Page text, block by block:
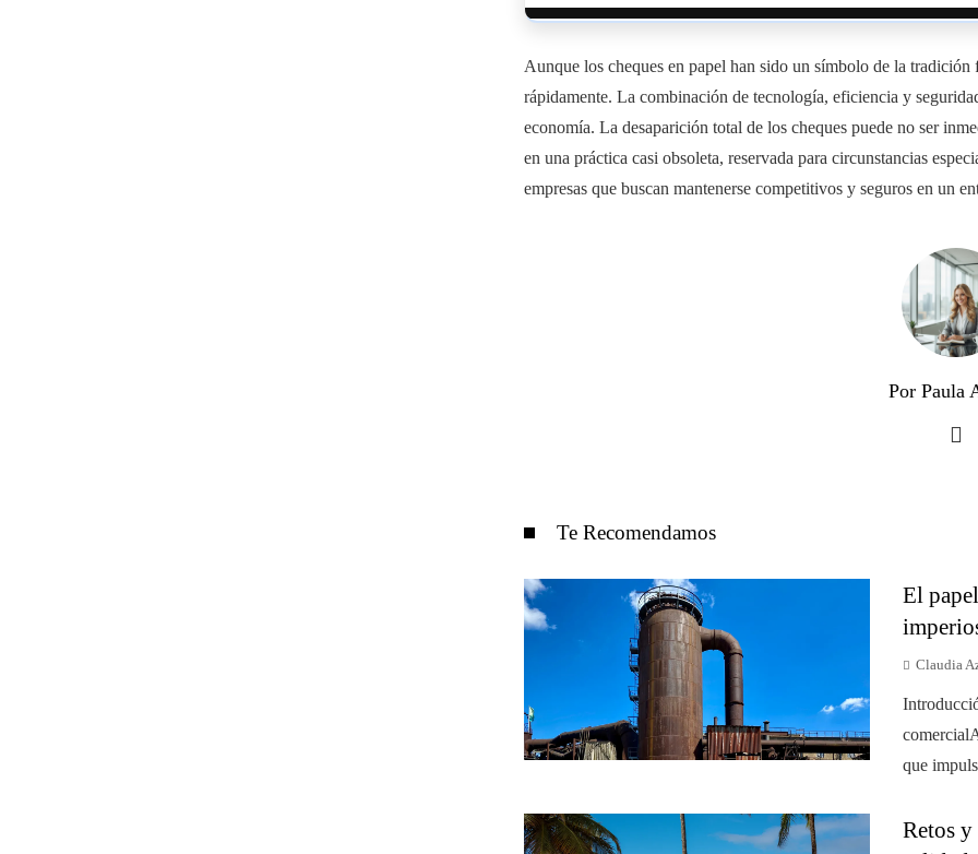
Aunque los cheques en papel han sido un símbolo de la
rápidamente. La combinación de tecnología, eficiencia y
economía. La desaparición total de los cheques puede no ser
en una práctica casi obsoleta, reservada para circunstancias
empresas que buscan mantenerse competitivos y seguros en un
Por Paula
Te Recomendamos
El
Claudia
que
Retos